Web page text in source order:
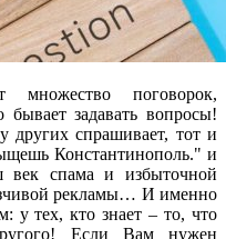
множество поговорок,
задавать вопросы!
спрашивает, тот и
Константинополь." и
спама и избыточной
рекламы… И именно
у тех, кто знает – то, что
Если Вам нужен